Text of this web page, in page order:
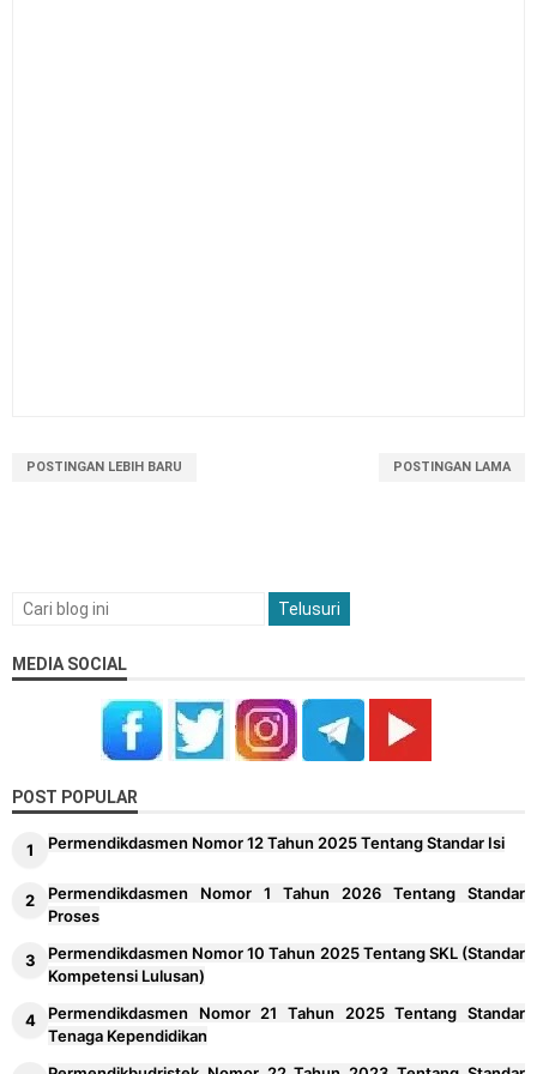
POSTINGAN LEBIH BARU POSTINGAN LAMA
MEDIA SOCIAL
POST POPULAR
Permendikdasmen Nomor 12 Tahun 2025 Tentang Standar Isi
Permendikdasmen Nomor 1 Tahun 2026 Tentang Standar
Proses
Permendikdasmen Nomor 10 Tahun 2025 Tentang SKL (Standar
Kompetensi Lulusan)
Permendikdasmen Nomor 21 Tahun 2025 Tentang Standar
Tenaga Kependidikan